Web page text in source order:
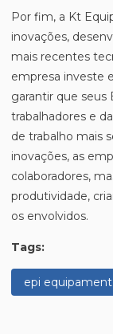
Por fim, a Kt
inovações,
mais recentes
empresa investe
garantir que seus
trabalhadores e
de trabalho mais
inovações, as
colaboradores,
produtividade,
os envolvidos.
Tags:
epi